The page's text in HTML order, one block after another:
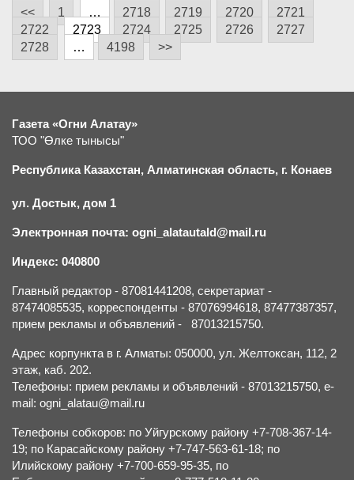
<< 1 … 2718 2719 2720
2721
2722
2723 2724 2725 2726
2727
2728
… 4198 >>
Газета «Огни Алатау»
ТОО "Өлке тынысы"
Республика Казахстан, Алматинская область, г. Конаев
ул. Достык, дом 1
Электронная почта: ogni_alatautald@mail.ru
Индекс: 040800
Главный редактор - 87081441208, секретариат -
87474085535, корреспонденты - 87076994618, 87477387357,
прием рекламы и объявлений - 87013215750.
Адрес корпункта в г. Алматы: 050000, ул. Желтоксан, 112, 2
этаж, каб. 202.
Телефоны: прием рекламы и объявлений - 87013215750, e-
mail: ogni_alatau@mail.ru
Телефоны собкоров: по Уйгурскому району +7-708-367-14-
19; по Карасайскому району +7-747-563-61-18; по
Илийскому району +7-700-659-95-35, по